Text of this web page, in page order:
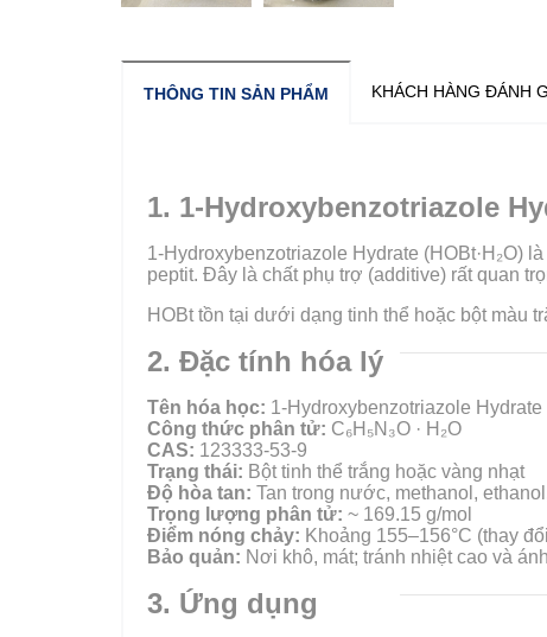
THÔNG TIN SẢN PHẨM KHÁCH HÀNG ĐÁNH
1. 1-Hydroxybenzotriazole
1-Hydroxybenzotriazole Hydrate (HOBt·H₂O)
peptit. Đây là chất phụ trợ (additive) rất quan
HOBt tồn tại dưới dạng tinh thể hoặc bột màu
2. Đặc tính hóa lý
Tên hóa học: 1-Hydroxybenzotriazole Hydrate
Công thức phân tử: C₆H₅N₃O · H₂O
CAS: 123333-53-9
Trạng thái: Bột tinh thể trắng hoặc vàng nhạt
Độ hòa tan: Tan trong nước, methanol,
Trọng lượng phân tử: ~ 169.15 g/mol
Điểm nóng chảy: Khoảng 155–156°C (thay
Bảo quản: Nơi khô, mát; tránh nhiệt cao và
3. Ứng dụng